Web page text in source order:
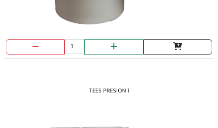
TEES PRESION 1